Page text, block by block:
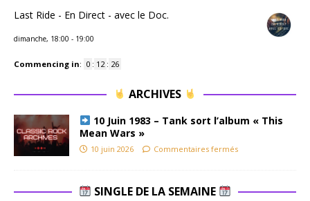
Last Ride - En Direct - avec le Doc.
dimanche, 18:00 - 19:00
Commencing in: 0 : 12 : 25
ARCHIVES
10 Juin 1983 – Tank sort l’album « This
Mean Wars »
10 juin 2026 Commentaires fermés
SINGLE DE LA SEMAINE